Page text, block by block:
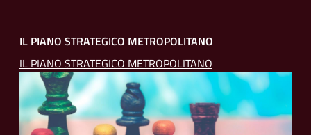
IL PIANO STRATEGICO METROPOLITANO
IL PIANO STRATEGICO METROPOLITANO